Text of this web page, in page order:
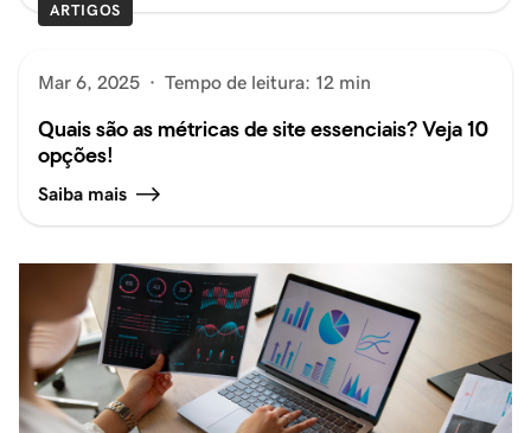
ARTIGOS
Mar 6, 2025 · Tempo de leitura: 12 min
Quais são as métricas de site essenciais? Veja 10
opções!
Saiba mais